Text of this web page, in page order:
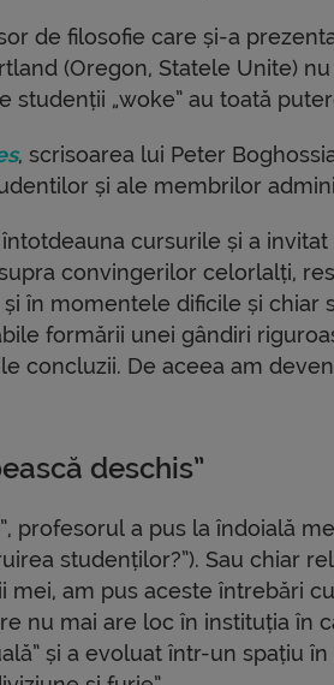
de filosofie care și-a
(Oregon, Statele Unite)
studenții „woke” au toată
, scrisoarea lui Peter
și ale membrilor
cursurile și a
convingerilor celorlalți,
în momentele dificile și chiar
formării unei gândiri
concluzii. De aceea am
deschis”
profesorul a pus la îndoială
studenților?”). Sau chiar
mei, am pus aceste întrebări
nu mai are loc în instituția în
și a evoluat într-un spațiu în